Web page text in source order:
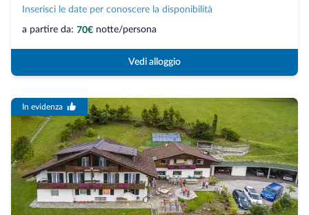
Inserisci le date per conoscere la disponibilità
a partire da: 70€ notte/persona
Vedi alloggio
In evidenza